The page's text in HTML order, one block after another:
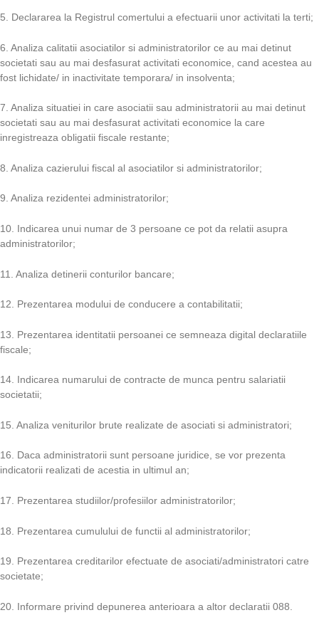
5. Declararea la Registrul comertului a efectuarii unor activitati la terti;
6. Analiza calitatii asociatilor si administratorilor ce au mai detinut
societati sau au mai desfasurat activitati economice, cand acestea au
fost lichidate/ in inactivitate temporara/ in insolventa;
7. Analiza situatiei in care asociatii sau administratorii au mai detinut
societati sau au mai desfasurat activitati economice la care
inregistreaza obligatii fiscale restante;
8. Analiza cazierului fiscal al asociatilor si administratorilor;
9. Analiza rezidentei administratorilor;
10. Indicarea unui numar de 3 persoane ce pot da relatii asupra
administratorilor;
11. Analiza detinerii conturilor bancare;
12. Prezentarea modului de conducere a contabilitatii;
13. Prezentarea identitatii persoanei ce semneaza digital declaratiile
fiscale;
14. Indicarea numarului de contracte de munca pentru salariatii
societatii;
15. Analiza veniturilor brute realizate de asociati si administratori;
16. Daca administratorii sunt persoane juridice, se vor prezenta
indicatorii realizati de acestia in ultimul an;
17. Prezentarea studiilor/profesiilor administratorilor;
18. Prezentarea cumulului de functii al administratorilor;
19. Prezentarea creditarilor efectuate de asociati/administratori catre
societate;
20. Informare privind depunerea anterioara a altor declaratii 088.